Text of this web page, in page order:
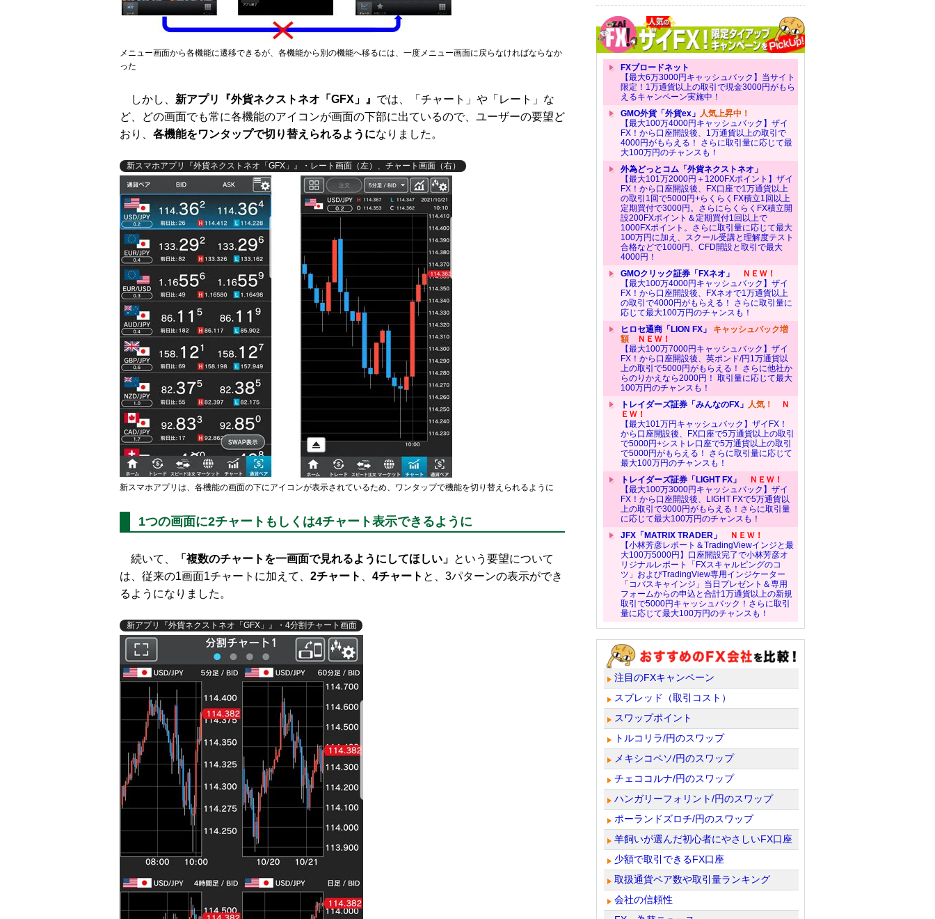
メニュー画面から各機能に遷移できるが、各機能から別の機能へ移るには、一度メニュー画面に戻らなければならなか
った
しかし、 新アプリ『外貨ネクストネオ「GFX」』 では、「チャート」や「レート」な
ど、どの画面でも常に各機能のアイコンが画面の下部に出ているので、ユーザーの要望ど
おり、 各機能をワンタップで切り替えられるようになりました。
新スマホアプリ『外貨ネクストネオ「GFX」』・レート画面（左）、チャート画面（右）
新スマホアプリは、各機能の画面の下にアイコンが表示されているため、ワンタップで機能を切り替えられるように
1つの画面に2チャートもしくは4チャート表示できるように
続いて、 「複数のチャートを一画面で見れるようにしてほしい」 という要望について
は、従来の1画面1チャートに加えて、 2チャート 4チャート と、3パターンの表示ができ
るようになりました。
新アプリ『外貨ネクストネオ「GFX」』・4分割チャート画面
FXブロードネット
【最大6万3000円キャッシュバック】当サイト
限定！1万通貨以上の取引で現金3000円がもら
えるキャンペーン実施中！
GMO外貨「外貨ex」 人気上昇中！
【最大100万4000円キャッシュバック】ザイ
FX！から口座開設後、1万通貨以上の取引で
4000円がもらえる！ さらに取引量に応じて最
大100万円のチャンスも！
外為どっとコム「外貨ネクストネオ」
【最大101万2000円＋1200FXポイント】ザイ
FX！から口座開設後、FX口座で1万通貨以上
の取引1回で5000円+らくらくFX積立1回以上
定期買付で3000円。さらにらくらくFX積立開
設200FXポイント＆定期買付1回以上で
1000FXポイント。さらに取引量に応じて最大
100万円に加え、スクール受講と理解度テスト
合格などで1000円、CFD開設と取引で最大
4000円！
GMOクリック証券「FXネオ」
ＮＥＷ！
【最大100万4000円キャッシュバック】ザイ
FX！から口座開設後、FXネオで1万通貨以上
の取引で4000円がもらえる！ さらに取引量に
応じて最大100万円のチャンスも！
ヒロセ通商「LION FX」 キャッシュバック増
額ＮＥＷ！
【最大100万7000円キャッシュバック】ザイ
FX！から口座開設後、英ポンド/円1万通貨以
上の取引で5000円がもらえる！ さらに他社か
らのりかえなら2000円！ 取引量に応じて最大
100万円のチャンスも！
トレイダーズ証券「みんなのFX」 人気！
Ｎ
ＥＷ！
【最大101万円キャッシュバック】ザイFX！
から口座開設後、FX口座で5万通貨以上の取引
で5000円+シストレ口座で5万通貨以上の取引
で5000円がもらえる！ さらに取引量に応じて
最大100万円のチャンスも！
トレイダーズ証券「LIGHT FX」
ＮＥＷ！
【最大100万3000円キャッシュバック】ザイ
FX！から口座開設後、LIGHT FXで5万通貨以
上の取引で3000円がもらえる！さらに取引量
に応じて最大100万円のチャンスも！
JFX「MATRIX TRADER」
ＮＥＷ！
【小林芳彦レポート＆TradingViewインジと最
大100万5000円】口座開設完了で小林芳彦オ
リジナルレポート「FXスキャルピングのコ
ツ」およびTradingView専用インジケーター
「コバスキャインジ」当日プレゼント＆専用
フォームからの申込と合計1万通貨以上の新規
取引で5000円キャッシュバック！さらに取引
量に応じて最大100万円のチャンスも！
注目のFXキャンペーン
スプレッド（取引コスト）
スワップポイント
トルコリラ/円のスワップ
メキシコペソ/円のスワップ
チェココルナ/円のスワップ
ハンガリーフォリント/円のスワップ
ポーランドズロチ/円のスワップ
羊飼いが選んだ初心者にやさしいFX口座
少額で取引できるFX口座
取扱通貨ペア数や取引量ランキング
会社の信頼性